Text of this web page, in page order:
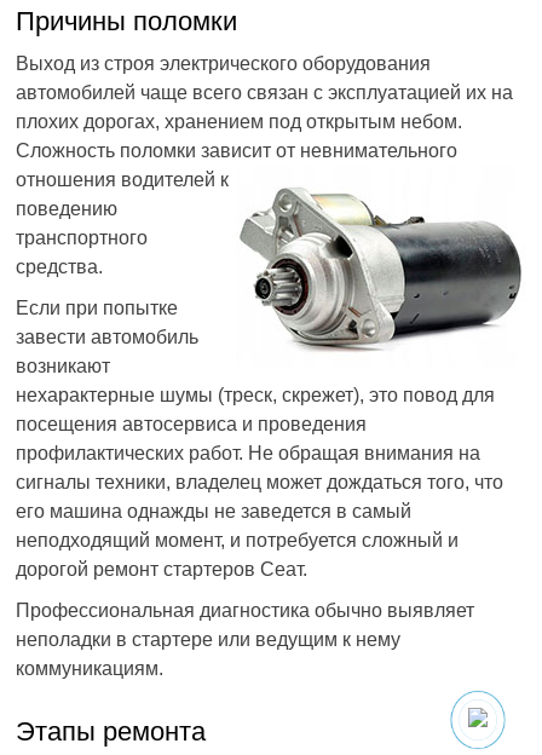
Причины поломки
Выход из строя электрического оборудования
автомобилей чаще всего связан с эксплуатацией их на
плохих дорогах, хранением под открытым небом.
Сложность поломки зависит от невнимательного
отношения водителей к
поведению
транспортного
средства.
Если при попытке
завести автомобиль
возникают
нехарактерные шумы (треск, скрежет), это повод для
посещения автосервиса и проведения
профилактических работ. Не обращая внимания на
сигналы техники, владелец может дождаться того, что
его машина однажды не заведется в самый
неподходящий момент, и потребуется сложный и
дорогой ремонт стартеров Сеат.
Профессиональная диагностика обычно выявляет
неполадки в стартере или ведущим к нему
коммуникациям.
Этапы ремонта